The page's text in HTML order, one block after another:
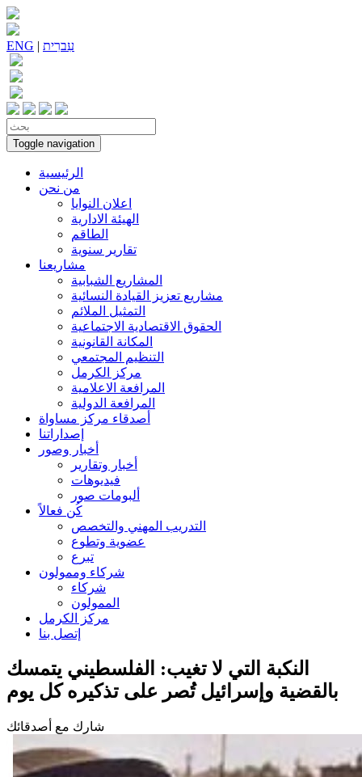
ENG | עִברִית
Toggle navigation
الرئيسية
من نحن
اعلان النوايا
الهيئة الادارية
الطاقم
تقارير سنوية
مشاريعنا
المشاريع الشبابية
مشاريع تعزيز القيادة النسائية
التمثيل الملائم
الحقوق الاقتصادية الاجتماعية
المكانة القانونية
التنظيم المجتمعي
مركز الكرمل
المرافعة الاعلامية
المرافعة الدولية
أصدقاء مركز مساواة
إصداراتنا
أخبار وصور
أخبار وتقارير
فيديوهات
ألبومات صور
كُن فعالاً
التدريب المهني والتخصص
عضوية وتطوع
تبرع
شركاء وممولون
شركاء
الممولون
مركز الكرمل
إتصل بنا
النكبة التي لا تغيب: الفلسطيني يتمسك
بالقضية وإسرائيل تُصر على تذكيره كل يوم
شارك مع أصدقائك